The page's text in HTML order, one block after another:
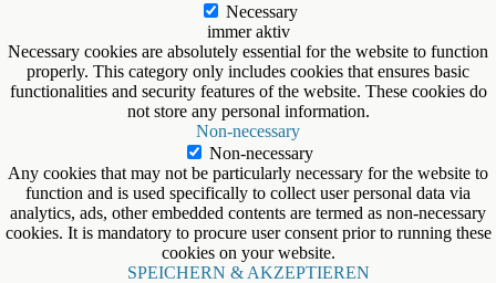
Necessary
immer aktiv
Necessary cookies are absolutely essential for the website to function
properly. This category only includes cookies that ensures basic
functionalities and security features of the website. These cookies do
not store any personal information.
Non-necessary
Non-necessary
Any cookies that may not be particularly necessary for the website to
function and is used specifically to collect user personal data via
analytics, ads, other embedded contents are termed as non-necessary
cookies. It is mandatory to procure user consent prior to running these
cookies on your website.
SPEICHERN & AKZEPTIEREN